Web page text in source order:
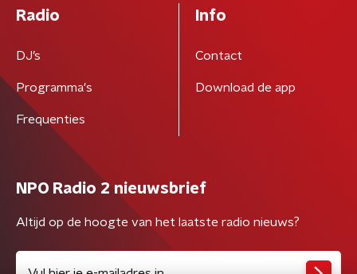
Radio
DJ’s
Programma's
Frequenties
Info
Contact
Download de app
NPO Radio 2 nieuwsbrief
Altijd op de hoogte van het laatste radio nieuws?